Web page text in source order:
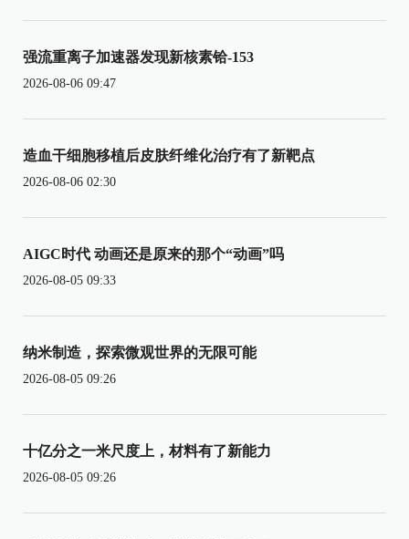
强流重离子加速器发现新核素铪-153
2026-08-06 09:47
造血干细胞移植后皮肤纤维化治疗有了新靶点
2026-08-06 02:30
AIGC时代 动画还是原来的那个“动画”吗
2026-08-05 09:33
纳米制造，探索微观世界的无限可能
2026-08-05 09:26
十亿分之一米尺度上，材料有了新能力
2026-08-05 09:26